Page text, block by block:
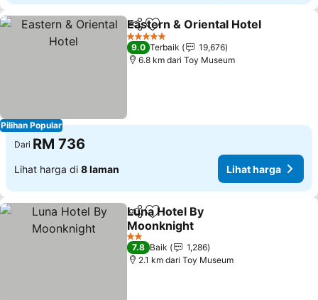
Pilihan Popular
KongsiTambah ke favorit
Eastern & Oriental Hotel
5 Bintang
9.0 Terbaik
19,676
6.8 km dari Toy Museum
Dari RM 736
Lihat harga di 8 laman Lihat harga
KongsiTambah ke favorit
Luna Hotel By
Moonknight
2 Bintang
7.8 Baik
1,286
2.1 km dari Toy Museum